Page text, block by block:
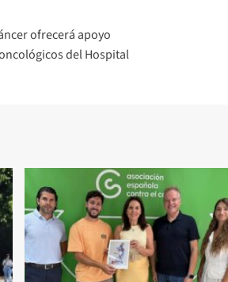
ofrecerá apoyo
del Hospital